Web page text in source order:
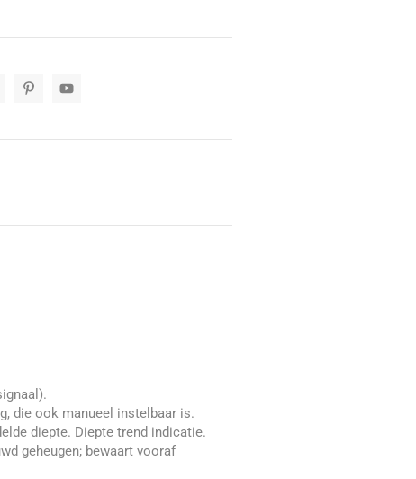
die ook manueel instelbaar is.
diepte. Diepte trend indicatie.
geheugen; bewaart vooraf